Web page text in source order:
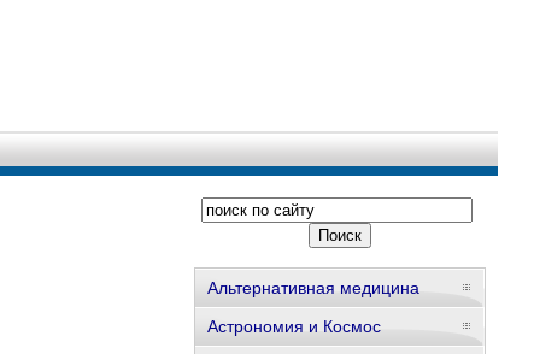
Альтернативная медицина
Астрономия и Космос